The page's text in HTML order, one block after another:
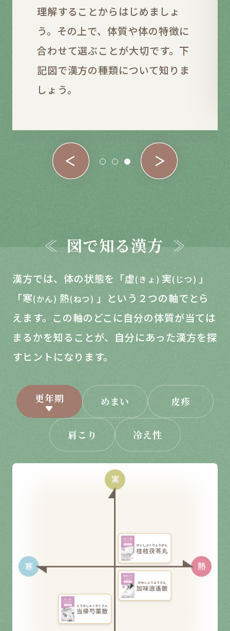
理解することからはじめましょ
う。その上で、体質や体の特徴に
合わせて選ぶことが大切です。下
記図で漢方の種類について知りま
しょう。
図で知る漢方
漢方では、体の状態を「虚(きょ) 実(じつ) 」
「寒(かん) 熱(ねつ) 」という２つの軸でとら
えます。この軸のどこに自分の体質が当ては
まるかを知ることが、自分にあった漢方を探
すヒントになります。
更年期 めまい 皮疹
肩こり 冷え性